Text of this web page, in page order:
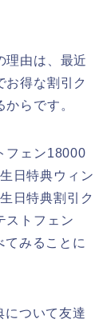
理由は、最近
お得な割引ク
らです。
フェン18000
日特典ウィン
日特典割引ク
ストフェン
みることに
について友達